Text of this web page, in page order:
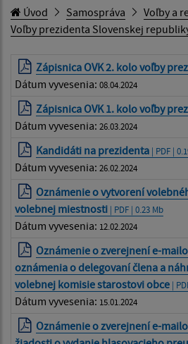
Úvod Samospráva
Voľby a
Voľby prezidenta Slovenskej
Zápisnica OVK 2. kolo voľby
Dátum vyvesenia: 08.04.2024
Zápisnica OVK 1. kolo voľby
Dátum vyvesenia: 26.03.2024
Kandidáti na prezidenta | PDF |
Dátum vyvesenia: 26.02.2024
Oznámenie o vytvorení
volebnej miestnosti | PDF | 0.23 Mb
Dátum vyvesenia: 12.02.2024
Oznámenie o zverejnení e-
oznámenia o delegovaní člena a
volebnej komisie starostovi obce |
Dátum vyvesenia: 15.01.2024
Oznámenie o zverejnení e-